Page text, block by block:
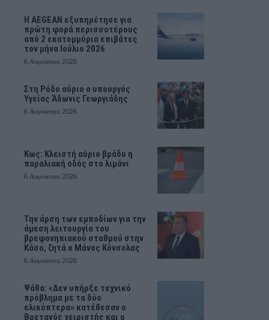
Η AEGEAN εξυπηρέτησε για
πρώτη φορά περισσοτέρους
από 2 εκατομμύρια επιβάτες
τον μήνα Ιούλιο 2026
6 Αυγούστου, 2026
Στη Ρόδο αύριο ο υπουργός
Υγείας Άδωνις Γεωργιάδης
6 Αυγούστου, 2026
Κως: Κλειστή αύριο βράδυ η
παραλιακή οδός στο λιμάνι
6 Αυγούστου, 2026
Την άρση των εμποδίων για την
άμεση λειτουργία του
βρεφονηπιακού σταθμού στην
Κάσο, ζητά ο Μάνος Κόνσολας
6 Αυγούστου, 2026
Ψάθα: «Δεν υπήρξε τεχνικό
πρόβλημα με τα δύο
ελικόπτερα» κατέθεσαν ο
Βρετανός χειριστής και ο